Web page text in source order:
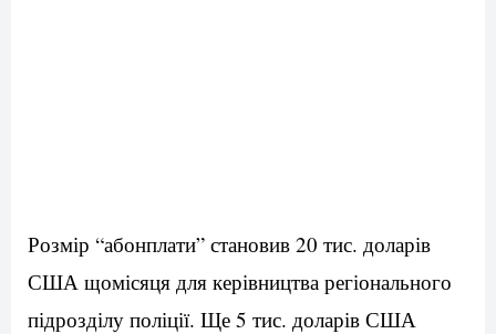
Розмір “абонплати” становив 20 тис. доларів
США щомісяця для керівництва регіонального
підрозділу поліції. Ще 5 тис. доларів США